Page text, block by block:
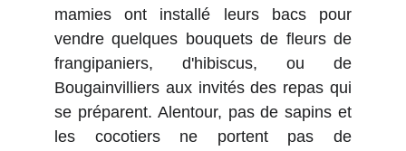
mamies ont installé leurs bacs pour
vendre quelques bouquets de fleurs de
frangipaniers, d'hibiscus, ou de
Bougainvilliers aux invités des repas qui
se préparent. Alentour, pas de sapins et
les cocotiers ne portent pas de